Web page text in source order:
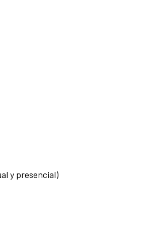
y presencial)